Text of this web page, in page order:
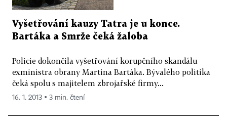
Vyšetřování kauzy Tatra je u konce.
Bartáka a Smrže čeká žaloba
Policie dokončila vyšetřování korupčního skandálu
exministra obrany Martina Bartáka. Bývalého politika
čeká spolu s majitelem zbrojařské firmy...
16. 1. 2013 ▪ 3 min. čtení